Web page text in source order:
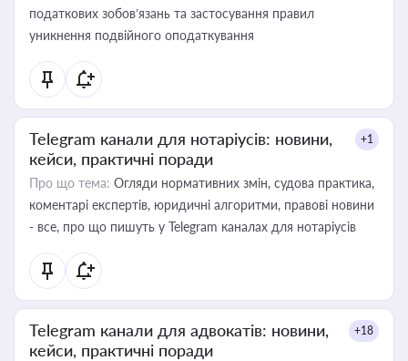
податкових зобов’язань та застосування правил
уникнення подвійного оподаткування
Telegram канали для нотаріусів: новини,
кейси, практичні поради
+1
Про що тема: Огляди нормативних змін, судова практика,
коментарі експертів, юридичні алгоритми, правові новини
- все, про що пишуть у Telegram каналах для нотаріусів
Telegram канали для адвокатів: новини,
кейси, практичні поради
+18